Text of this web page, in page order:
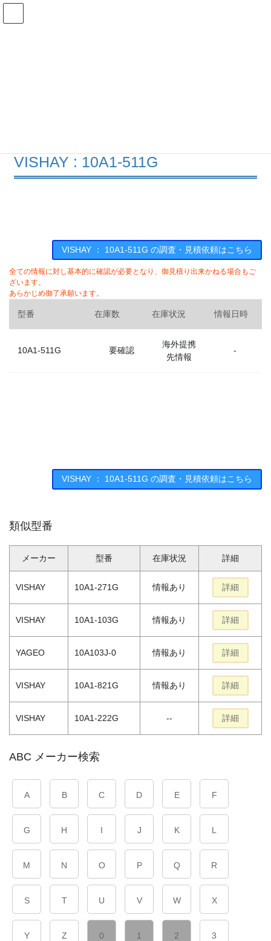
コ
ナ
VISHAY : 10A1-511G
VISHAY ： 10A1-511G の調査・見積依頼はこちら
全ての情報に対し基本的に確認が必要となり、御見積り出来かねる場合もご
ざいます。
あらかじめ御了承願います。
型番 在庫数 在庫状況 情報日時
10A1-511G 要確認
海外提携
先情報
-
VISHAY ： 10A1-511G の調査・見積依頼はこちら
類似型番
メーカー 型番 在庫状況 詳細
VISHAY 10A1-271G 情報あり 詳細
VISHAY 10A1-103G 情報あり 詳細
YAGEO 10A103J-0 情報あり 詳細
VISHAY 10A1-821G 情報あり 詳細
VISHAY 10A1-222G -- 詳細
ABC メーカー検索
A B C D E F
G H I J K L
M N O P Q R
S T U V W X
Y Z 0 1 2 3